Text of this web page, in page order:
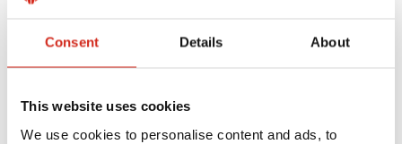
Consent Details About
This website uses cookies
We use cookies to personalise content and ads, to